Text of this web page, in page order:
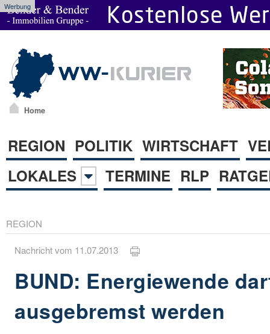
Werbung
Home
REGION POLITIK WIRTSCHAFT
LOKALES
TERMINE RLP
REGION
Nachricht vom 11.07.2013
BUND: Energiewende
ausgebremst werden